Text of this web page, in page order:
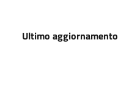
Ultimo aggiornamento